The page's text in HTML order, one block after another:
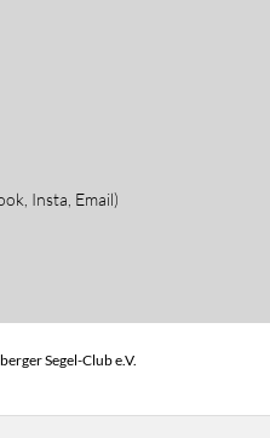
Insta, Email)
Segel-Club e.V.